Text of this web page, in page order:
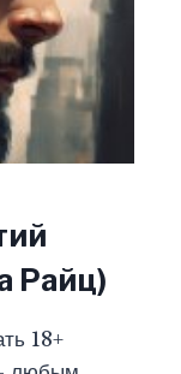
Райц)
18+